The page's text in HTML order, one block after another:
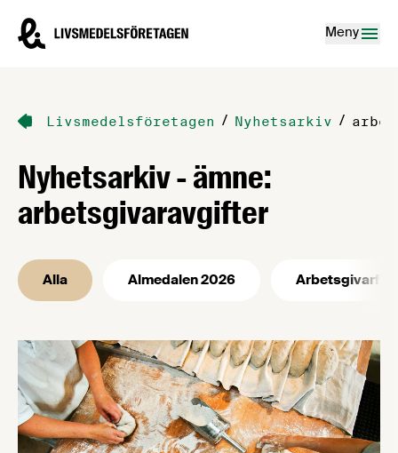
Livsmedelsföretagen – till startsidan
Meny
Livsmedelsföretagen / Nyhetsarkiv /
Nyhetsarkiv - ämne:
arbetsgivaravgifter
Alla Almedalen 2026